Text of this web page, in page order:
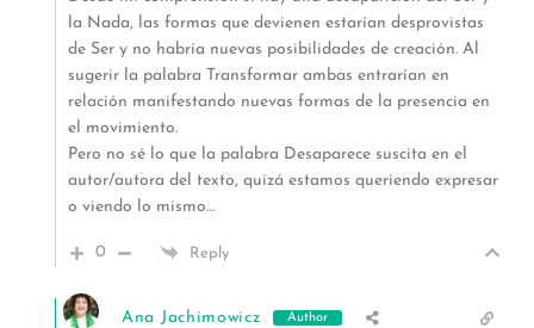
la Nada, las formas que devienen estarían desprovistas
de Ser y no habría nuevas posibilidades de creación. Al
sugerir la palabra Transformar ambas entrarían en
relación manifestando nuevas formas de la presencia en
el movimiento.
Pero no sé lo que la palabra Desaparece suscita en el
autor/autora del texto, quizá estamos queriendo expresar
o viendo lo mismo…
0 Reply
Ana Jachimowicz Author